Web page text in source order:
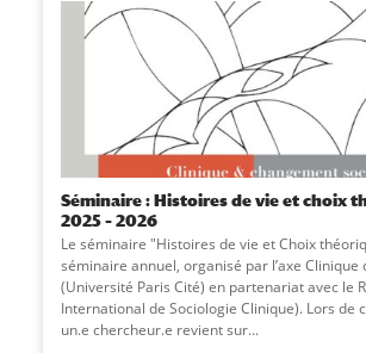
Séminaire : Histoires de vie et choix
2025 – 2026
Le séminaire "Histoires de vie et Choix
séminaire annuel, organisé par l’axe Clinique
(Université Paris Cité) en partenariat avec le
International de Sociologie Clinique). Lors de
un.e chercheur.e revient sur...